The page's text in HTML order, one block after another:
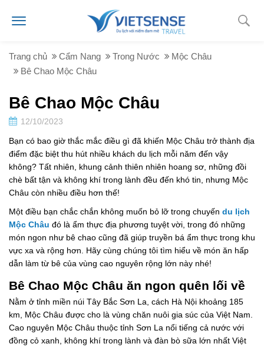
Trang chủ Cẩm Nang Trong Nước
Mộc Châu
Bê Chao Mộc Châu
Bê Chao Mộc Châu
12/10/2023
Bạn có bao giờ thắc mắc điều gì đã khiến Mộc Châu trở thành địa
điểm đặc biệt thu hút nhiều khách du lịch mỗi năm đến vậy
không? Tất nhiên, khung cảnh thiên nhiên hoang sơ, những đồi
chè bất tận và không khí trong lành đều đến khó tin, nhưng Mộc
Châu còn nhiều điều hơn thế!
Một điều bạn chắc chắn không muốn bỏ lỡ trong chuyến du lịch
Mộc Châu đó là ẩm thực địa phương tuyệt vời, trong đó những
món ngon như bê chao cũng đã giúp truyền bá ẩm thực trong khu
vực xa và rộng hơn. Hãy cùng chúng tôi tìm hiểu về món ăn hấp
dẫn làm từ bê của vùng cao nguyên rộng lớn này nhé!
Bê Chao Mộc Châu ăn ngon quên lối về
Nằm ở tỉnh miền núi Tây Bắc Sơn La, cách Hà Nội khoảng 185
km, Mộc Châu được cho là vùng chăn nuôi gia súc của Việt Nam.
Cao nguyên Mộc Châu thuộc tỉnh Sơn La nổi tiếng cả nước với
đồng cỏ xanh, không khí trong lành và đàn bò sữa lớn nhất Việt